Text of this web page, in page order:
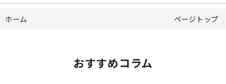
ホーム ページトップ
おすすめコラム